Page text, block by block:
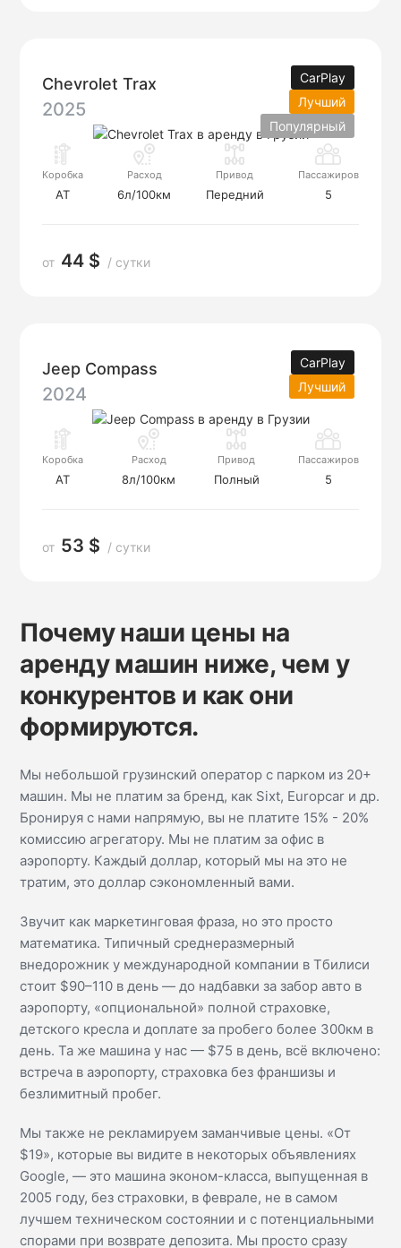
CarPlay
Лучший
Популярный
Chevrolet Trax
2025
Коробка
AT
Расход
6л/100км
Привод
Передний
Пассажиров
5
от 44 $ / сутки
CarPlay
Лучший
Jeep Compass
2024
Коробка
AT
Расход
8л/100км
Привод
Полный
Пассажиров
5
от 53 $ / сутки
Почему наши цены на
аренду машин ниже, чем у
конкурентов и как они
формируются.
Мы небольшой грузинский оператор с парком из 20+
машин. Мы не платим за бренд, как Sixt, Europcar и др.
Бронируя с нами напрямую, вы не платите 15% - 20%
комиссию агрегатору. Мы не платим за офис в
аэропорту. Каждый доллар, который мы на это не
тратим, это доллар сэкономленный вами.
Звучит как маркетинговая фраза, но это просто
математика. Типичный среднеразмерный
внедорожник у международной компании в Тбилиси
стоит $90–110 в день — до надбавки за забор авто в
аэропорту, «опциональной» полной страховке,
детского кресла и доплате за пробего более 300км в
день. Та же машина у нас — $75 в день, всё включено:
встреча в аэропорту, страховка без франшизы и
безлимитный пробег.
Мы также не рекламируем заманчивые цены. «От
$19», которые вы видите в некоторых объявлениях
Google, — это машина эконом-класса, выпущенная в
2005 году, без страховки, в феврале, не в самом
лучшем техническом состоянии и с потенциальными
спорами при возврате депозита. Мы просто сразу